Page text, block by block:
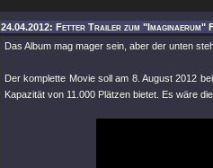
24.04.2012: Fetter Trailer zum "Imaginaerum"
Das Album mag mager sein, aber der unten
Der komplette Movie soll am 8. August 2012
Kapazität von 11.000 Plätzen bietet. Es wäre